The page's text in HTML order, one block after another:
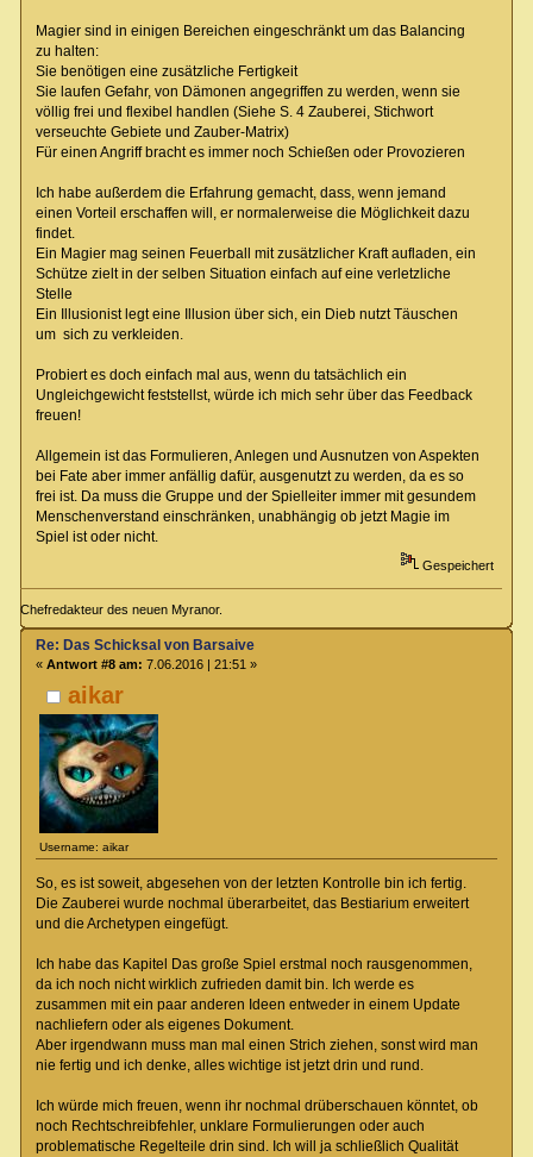
Magier sind in einigen Bereichen eingeschränkt um das Balancing
zu halten:
Sie benötigen eine zusätzliche Fertigkeit
Sie laufen Gefahr, von Dämonen angegriffen zu werden, wenn sie
völlig frei und flexibel handlen (Siehe S. 4 Zauberei, Stichwort
verseuchte Gebiete und Zauber-Matrix)
Für einen Angriff bracht es immer noch Schießen oder Provozieren
Ich habe außerdem die Erfahrung gemacht, dass, wenn jemand
einen Vorteil erschaffen will, er normalerweise die Möglichkeit dazu
findet.
Ein Magier mag seinen Feuerball mit zusätzlicher Kraft aufladen, ein
Schütze zielt in der selben Situation einfach auf eine verletzliche
Stelle
Ein Illusionist legt eine Illusion über sich, ein Dieb nutzt Täuschen
um sich zu verkleiden.
Probiert es doch einfach mal aus, wenn du tatsächlich ein
Ungleichgewicht feststellst, würde ich mich sehr über das Feedback
freuen!
Allgemein ist das Formulieren, Anlegen und Ausnutzen von Aspekten
bei Fate aber immer anfällig dafür, ausgenutzt zu werden, da es so
frei ist. Da muss die Gruppe und der Spielleiter immer mit gesundem
Menschenverstand einschränken, unabhängig ob jetzt Magie im
Spiel ist oder nicht.
Gespeichert
Chefredakteur des neuen Myranor.
aikar
Username: aikar
Re: Das Schicksal von Barsaive
« Antwort #8 am: 7.06.2016 | 21:51 »
So, es ist soweit, abgesehen von der letzten Kontrolle bin ich fertig.
Die Zauberei wurde nochmal überarbeitet, das Bestiarium erweitert
und die Archetypen eingefügt.
Ich habe das Kapitel Das große Spiel erstmal noch rausgenommen,
da ich noch nicht wirklich zufrieden damit bin. Ich werde es
zusammen mit ein paar anderen Ideen entweder in einem Update
nachliefern oder als eigenes Dokument.
Aber irgendwann muss man mal einen Strich ziehen, sonst wird man
nie fertig und ich denke, alles wichtige ist jetzt drin und rund.
Ich würde mich freuen, wenn ihr nochmal drüberschauen könntet, ob
noch Rechtschreibfehler, unklare Formulierungen oder auch
problematische Regelteile drin sind. Ich will ja schließlich Qualität